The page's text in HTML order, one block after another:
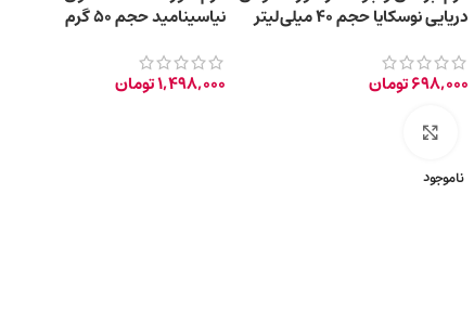
دریایی نوسکایا حجم 40 میلی‌لیتر
698,000تومان
نیاسینامید حجم 50 گرم
1,498,000تومان
ناموجود